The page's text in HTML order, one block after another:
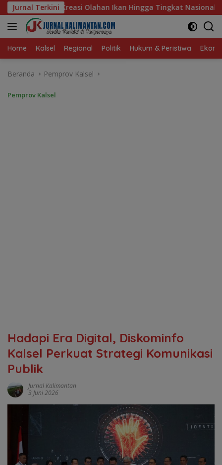
Langsung
ke
konten
Jurnal Terkini
Hingga Tingkat Nasional Pada Lomba Masak Serba Ikan
Home Kalsel Regional Politik Hukum & Peristiwa
Beranda Pemprov Kalsel
Pemprov Kalsel
Hadapi Era Digital, Diskominfo
Kalsel Perkuat Strategi Komunikasi
Publik
Jurnal Kalimantan
3 Juni 2026